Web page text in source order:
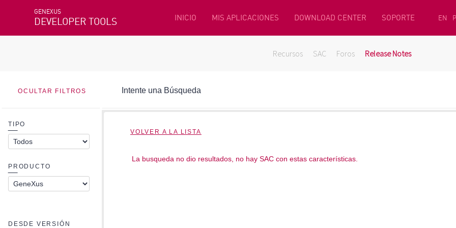
GENEXUS
DEVELOPER TOOLS INICIO MIS APLICACIONES DOWNLOAD CENTER SOPORTE EN
Recursos SAC Foros Release Notes